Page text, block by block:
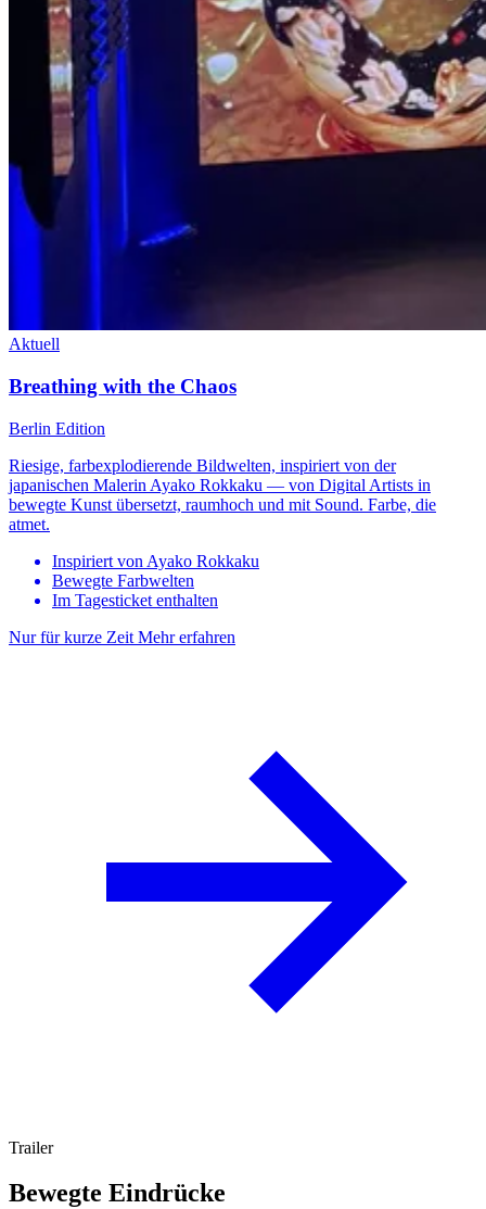
Aktuell
Breathing with the Chaos
Berlin Edition
Riesige, farbexplodierende Bildwelten, inspiriert von der
japanischen Malerin Ayako Rokkaku — von Digital Artists in
bewegte Kunst übersetzt, raumhoch und mit Sound. Farbe, die
atmet.
Inspiriert von Ayako Rokkaku
Bewegte Farbwelten
Im Tagesticket enthalten
Nur für kurze Zeit Mehr erfahren
Trailer
Bewegte Eindrücke